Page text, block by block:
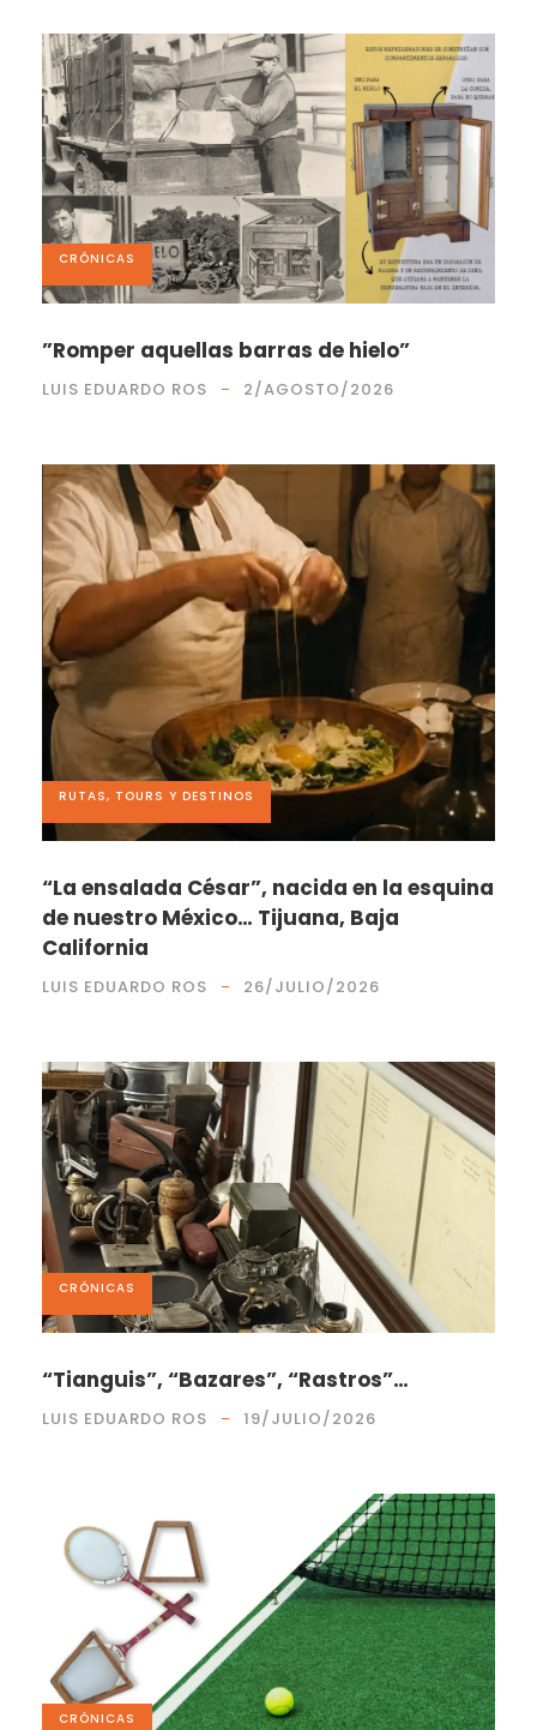
CRÓNICAS
”Romper aquellas barras de hielo”
LUIS EDUARDO ROS 2/AGOSTO/2026
RUTAS, TOURS Y DESTINOS
“La ensalada César”, nacida en la esquina
de nuestro México… Tijuana, Baja
California
LUIS EDUARDO ROS 26/JULIO/2026
CRÓNICAS
“Tianguis”, “Bazares”, “Rastros”…
LUIS EDUARDO ROS 19/JULIO/2026
CRÓNICAS